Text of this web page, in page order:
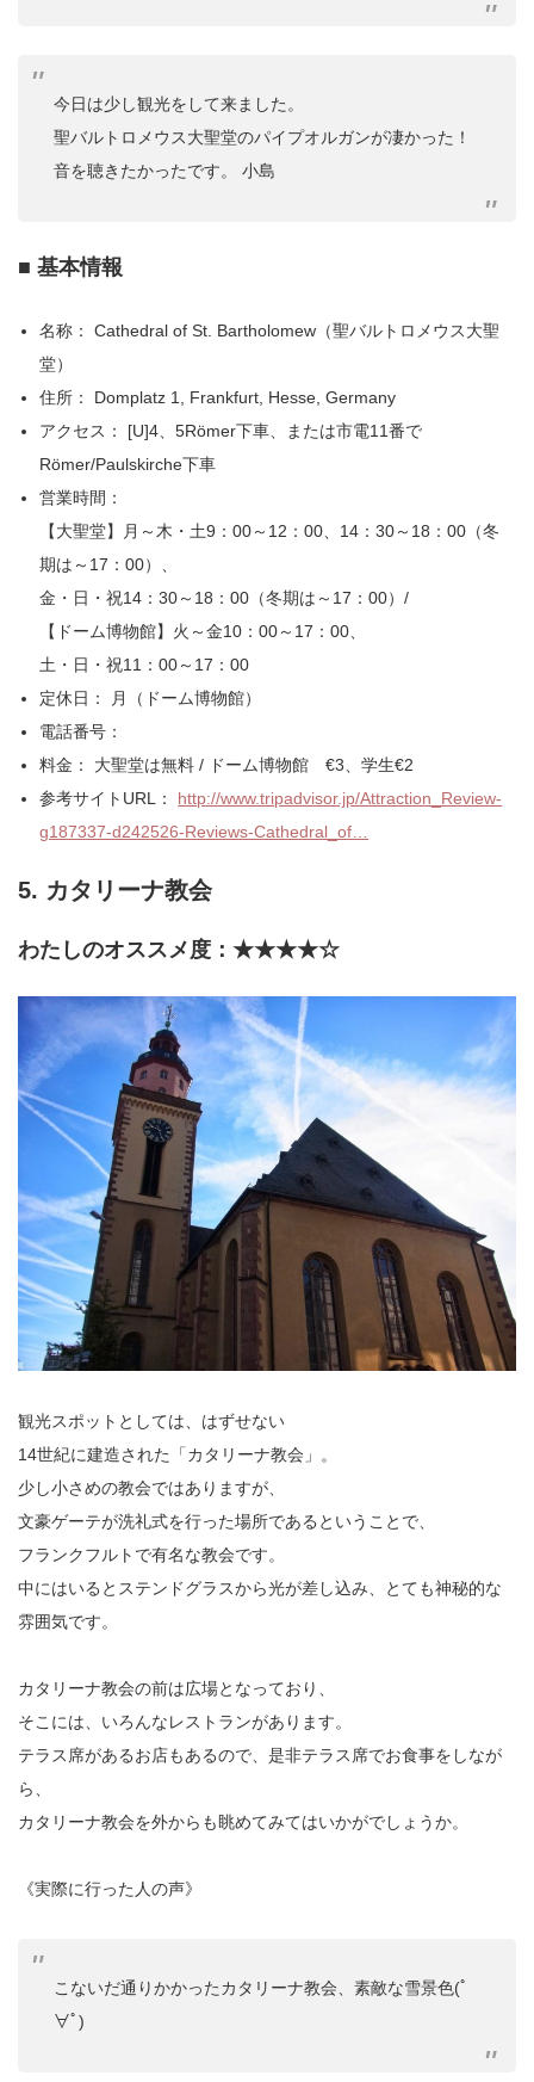
今日は少し観光をして来ました。
聖バルトロメウス大聖堂のパイプオルガンが凄かった！
音を聴きたかったです。 小島
■ 基本情報
名称： Cathedral of St. Bartholomew（聖バルトロメウス大聖
堂）
住所： Domplatz 1, Frankfurt, Hesse, Germany
アクセス： [U]4、5Römer下車、または市電11番で
Römer/Paulskirche下車
営業時間：
【大聖堂】月～木・土9：00～12：00、14：30～18：00（冬
期は～17：00）、
金・日・祝14：30～18：00（冬期は～17：00）/
【ドーム博物館】火～金10：00～17：00、
土・日・祝11：00～17：00
定休日： 月（ドーム博物館）
電話番号：
料金： 大聖堂は無料 / ドーム博物館 €3、学生€2
参考サイトURL： http://www.tripadvisor.jp/Attraction_Review-
g187337-d242526-Reviews-Cathedral_of…
5. カタリーナ教会
わたしのオススメ度：★★★★☆
観光スポットとしては、はずせない
14世紀に建造された「カタリーナ教会」。
少し小さめの教会ではありますが、
文豪ゲーテが洗礼式を行った場所であるということで、
フランクフルトで有名な教会です。
中にはいるとステンドグラスから光が差し込み、とても神秘的な
雰囲気です。
カタリーナ教会の前は広場となっており、
そこには、いろんなレストランがあります。
テラス席があるお店もあるので、是非テラス席でお食事をしなが
ら、
カタリーナ教会を外からも眺めてみてはいかがでしょうか。
《実際に行った人の声》
こないだ通りかかったカタリーナ教会、素敵な雪景色(ﾟ
∀ﾟ)